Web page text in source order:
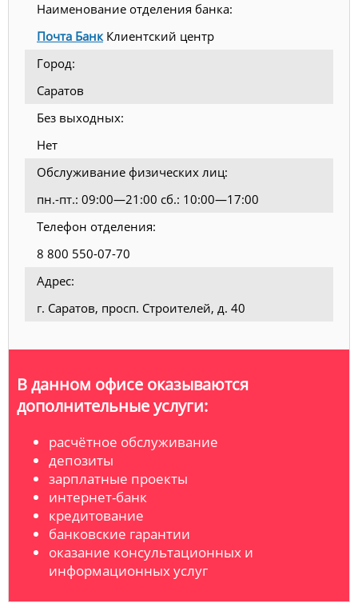
Наименование отделения банка:
Почта БанкКлиентский центр
Город:
Саратов
Без выходных:
Нет
Обслуживание физических лиц:
пн.-пт.: 09:00—21:00 сб.: 10:00—17:00
Телефон отделения:
8 800 550-07-70
Адрес:
г. Саратов, просп. Строителей, д. 40
В данном офисе оказываются
дополнительные услуги:
расчётное обслуживание
депозиты
зарплатные проекты
интернет-банк
кредитование
банковские гарантии
оказание консультационных и
информационных услуг